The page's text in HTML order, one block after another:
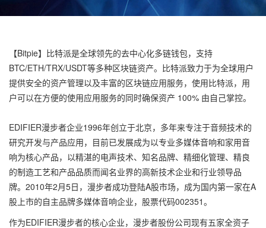
钱
包
官
网
址
【Bitpie】比特派是全球领先的去中心化多链钱包，支持
BTC/ETH/TRX/USDT等多种区块链资产。比特派致力于为全球用户
提供安全的资产管理以及丰富的区块链应用服务，使用比特派，用
户可以在方便的使用应用服务的同时确保资产 100% 由自己掌控。
EDIFIER漫步者企业1996年创立于北京，多年来专注于音频技术的
研究开发与产品应用，目前已发展成为以专业多媒体音响和家用音
响为核心产品，以精湛的电声技术、知名品牌、精细化管理、精良
的制造工艺和产品品质而闻名业界的高新技术企业和行业领导品
牌。2010年2月5日，漫步者成功登陆A股市场，成为国内第一家在A
股上市的自主品牌多媒体音响企业，股票代码002351。
作为EDIFIER漫步者的核心企业，漫步者股份公司现有五家全资子